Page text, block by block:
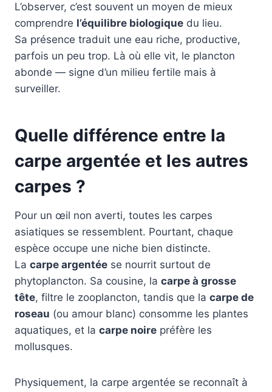
L’observer, c’est souvent un moyen de mieux
comprendre l’équilibre biologique du lieu.
Sa présence traduit une eau riche, productive,
parfois un peu trop. Là où elle vit, le plancton
abonde — signe d’un milieu fertile mais à
surveiller.
Quelle différence entre la
carpe argentée et les autres
carpes ?
Pour un œil non averti, toutes les carpes
asiatiques se ressemblent. Pourtant, chaque
espèce occupe une niche bien distincte.
La carpe argentée se nourrit surtout de
phytoplancton. Sa cousine, la carpe à grosse
tête, filtre le zooplancton, tandis que la carpe de
roseau (ou amour blanc) consomme les plantes
aquatiques, et la carpe noire préfère les
mollusques.
Physiquement, la carpe argentée se reconnaît à